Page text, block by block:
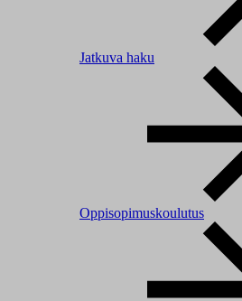
Jatkuva haku
Oppisopimuskoulutus